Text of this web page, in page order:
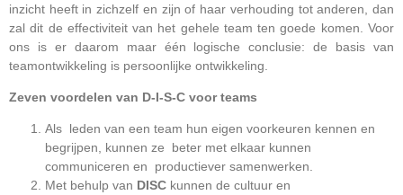
inzicht heeft in zichzelf en zijn of haar verhouding tot anderen, dan
zal dit de effectiviteit van het gehele team ten goede komen. Voor
ons is er daarom maar één logische conclusie: de basis van
teamontwikkeling is persoonlijke ontwikkeling.
Zeven voordelen van D-I-S-C voor teams
Als leden van een team hun eigen voorkeuren kennen en
begrijpen, kunnen ze beter met elkaar kunnen
communiceren en productiever samenwerken.
Met behulp van DISC kunnen de cultuur en